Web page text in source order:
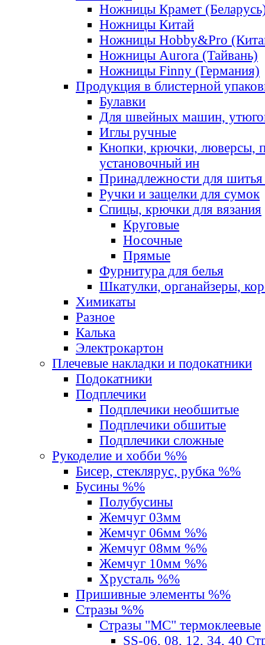
Ножницы Крамет
Ножницы Китай
Ножницы Hobby&Pro
Ножницы Aurora (Тайвань)
Ножницы Finny (Германия)
Продукция в блистерной
Булавки
Для швейных машин,
Иглы ручные
Кнопки, крючки, люверсы,
установочный ин
Принадлежности для шитья
Ручки и защелки для сумок
Спицы, крючки для вязания
Круговые
Носочные
Прямые
Фурнитура для белья
Шкатулки, органайзеры,
Химикаты
Разное
Калька
Электрокартон
Плечевые накладки и подокатники
Подокатники
Подплечики
Подплечики необшитые
Подплечики обшитые
Подплечики сложные
Рукоделие и хобби %%
Бисер, стеклярус, рубка %%
Бусины %%
Полубусины
Жемчуг 03мм
Жемчуг 06мм %%
Жемчуг 08мм %%
Жемчуг 10мм %%
Хрусталь %%
Пришивные элементы %%
Стразы %%
Стразы "MС" термоклеевые
SS-06, 08, 12, 34, 40